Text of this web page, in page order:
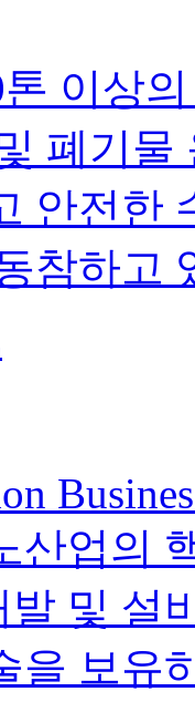
톤 이상
폐기물
안전한
참하고
산업의
발 및 설
을 보유